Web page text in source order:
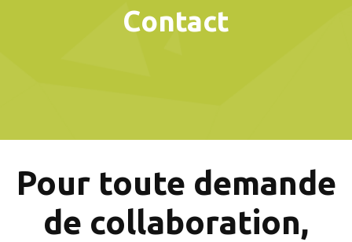
Contact
Pour toute demande
de collaboration,